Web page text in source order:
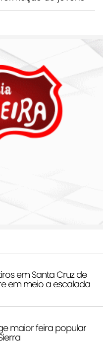
em Santa Cruz de
em meio a escalada
maior feira popular